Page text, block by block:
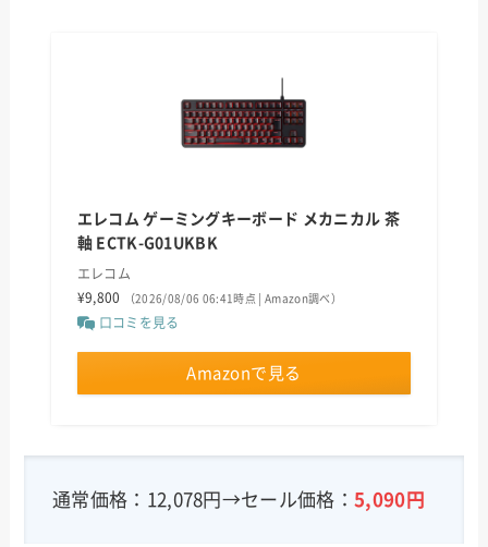
エレコム ゲーミングキーボード メカニカル 茶
軸 ECTK-G01UKBK
エレコム
¥9,800
（2026/08/06 06:41時点 | Amazon調べ）
口コミを見る
Amazonで見る
通常価格：12,078円→セール価格： 5,090円